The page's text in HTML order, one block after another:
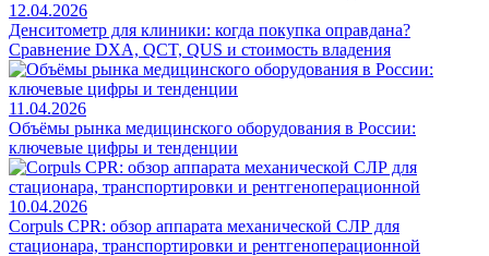
12.04.2026
Денситометр для клиники: когда покупка оправдана?
Сравнение DXA, QCT, QUS и стоимость владения
11.04.2026
Объёмы рынка медицинского оборудования в России:
ключевые цифры и тенденции
10.04.2026
Corpuls CPR: обзор аппарата механической СЛР для
стационара, транспортировки и рентгеноперационной